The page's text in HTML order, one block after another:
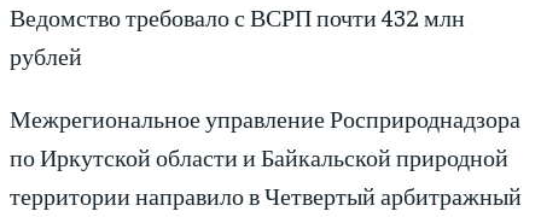
Ведомство требовало с ВСРП почти 432 млн
рублей
Межрегиональное управление Росприроднадзора
по Иркутской области и Байкальской природной
территории направило в Четвертый арбитражный